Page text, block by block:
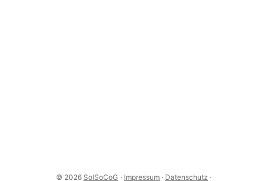
© 2026 SolSoCoG · Impressum · Datenschutz ·